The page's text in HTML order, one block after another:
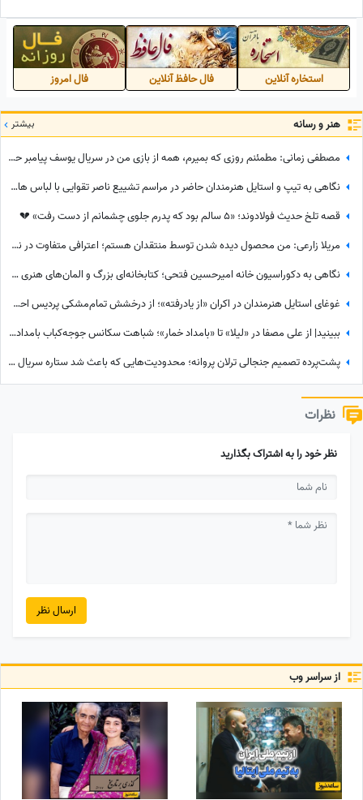
حریفه
تنابنده، ریما رامین فر، احمد
مهرانفر و...
استخاره آنلاین فال حافظ آنلاین فال امروز
هنر و رسانه بیشتر
مصطفی زمانی: مطمئنم روزی که بمیرم، همه از بازی من در سریال یوسف پیامبر حرف می‌زنند... +ویدیو
نگاهی به تیپ و استایل هنرمندان حاضر در مراسم تشییع ناصر تقوایی با لباس های رنگی و سفید به سفارش همسر آن مرحوم/ محسن شریفیان، شهاب حسینی، مارال بنی آدم، ستاره اسکندری و...
قصه تلخ حدیث فولادوند؛ «5 سالم بود که پدرم جلوی چشمانم از دست رفت» 💔
مریلا زارعی: من محصول دیده شدن توسط منتقدان هستم؛ اعترافی متفاوت در نشست خبری «موسی کلیم‌الله» + ویدئو
نگاهی به دکوراسیون خانه امیرحسین فتحی؛ کتابخانه‌ای بزرگ و المان‌های هنری که همه را غافلگیر کرد/ بیخود نیست بهش میگن آقازاده سینمای ایران
غوغای استایل هنرمندان در اکران «از یادرفته»؛ از درخشش تمام‌مشکی پردیس احمدیه و آزیتا حاجیان تا تیپ اسپورت سینا مهراد و مجید مظفری
ببینید| از علی مصفا در «لیلا» تا «بامداد خمار»؛ شباهت سکانس جوجه‌کباب بامداد خمار و لیلا سوژه شد
پشت‌پرده تصمیم جنجالی ترلان پروانه؛ محدودیت‌هایی که باعث شد ستاره سریال «بامداد خمار» دور رفیق‌بازی را خط بکشد!
نظرات
نظر خود را به اشتراک بگذارید
ارسال نظر
از سراسر وب